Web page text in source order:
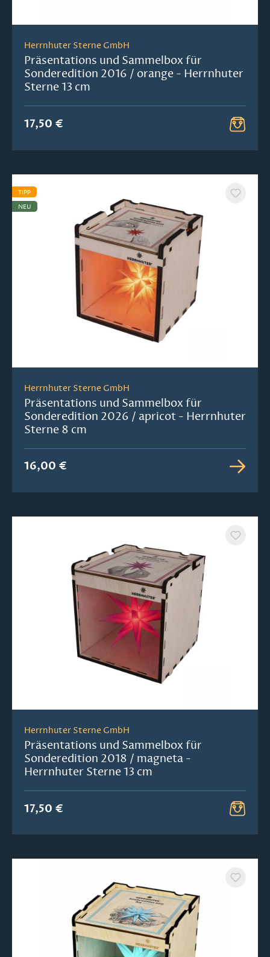
Herrnhuter Sterne GmbH
Präsentations und Sammelbox für
Sonderedition 2016 / orange - Herrnhuter
Sterne 13 cm
17,50 €
TIPP
NEU
Herrnhuter Sterne GmbH
Präsentations und Sammelbox für
Sonderedition 2026 / apricot - Herrnhuter
Sterne 8 cm
16,00 €
Herrnhuter Sterne GmbH
Präsentations und Sammelbox für
Sonderedition 2018 / magneta -
Herrnhuter Sterne 13 cm
17,50 €